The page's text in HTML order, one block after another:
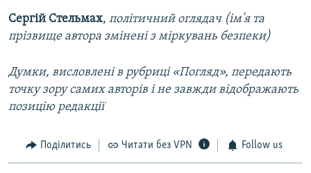
Сергій Стельмах, політичний оглядач (ім'я та
прізвище автора змінені з міркувань безпеки)
Думки, висловлені в рубриці «Погляд», передають
точку зору самих авторів і не завжди відображають
позицію редакції
Поділитись Читати без VPN Follow us